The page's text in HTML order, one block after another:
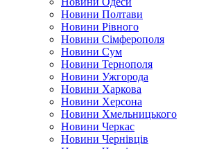
Новини Полтави
Новини Рівного
Новини Сімферополя
Новини Сум
Новини Тернополя
Новини Ужгорода
Новини Харкова
Новини Херсона
Новини Хмельницького
Новини Черкас
Новини Чернівців